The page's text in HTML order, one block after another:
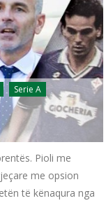
Serie A
Pioli me
me opsion
të kënaqura nga